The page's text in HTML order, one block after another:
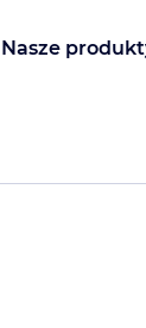
Nasze